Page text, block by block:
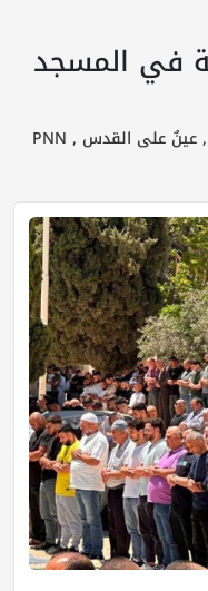
في المسجد
,عينٌ على القدس , PNN